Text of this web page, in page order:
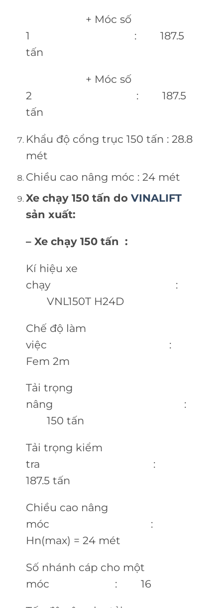
+ Móc số
1 : 187.5
tấn
+ Móc số
2 : 187.5
tấn
Khẩu độ cổng trục 150 tấn : 28.8
mét
Chiều cao nâng móc : 24 mét
Xe chạy 150 tấn do VINALIFT
sản xuất:
– Xe chạy 150 tấn :
Kí hiệu xe
chạy :
VNL150T H24D
Chế độ làm
việc :
Fem 2m
Tải trọng
nâng :
150 tấn
Tải trọng kiểm
tra :
187.5 tấn
Chiều cao nâng
móc :
Hn(max) = 24 mét
Số nhánh cáp cho một
móc : 16